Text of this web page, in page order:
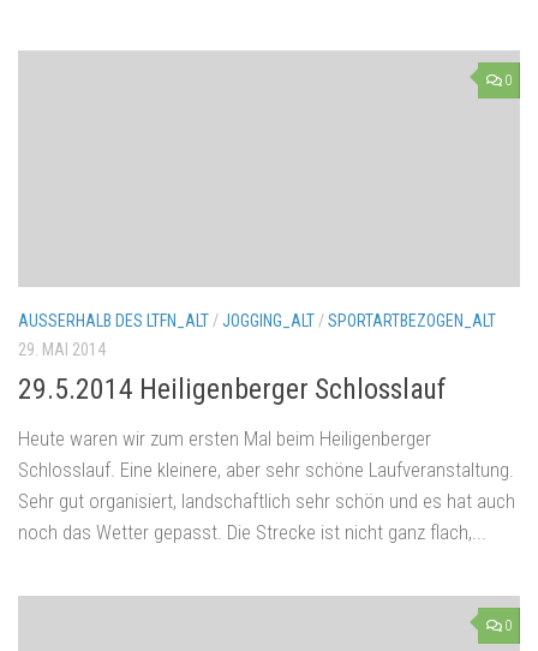
0
AUSSERHALB DES LTFN_ALT /JOGGING_ALT /SPORTARTBEZOGEN_ALT
29. MAI 2014
29.5.2014 Heiligenberger Schlosslauf
Heute waren wir zum ersten Mal beim Heiligenberger
Schlosslauf. Eine kleinere, aber sehr schöne Laufveranstaltung.
Sehr gut organisiert, landschaftlich sehr schön und es hat auch
noch das Wetter gepasst. Die Strecke ist nicht ganz flach,...
0